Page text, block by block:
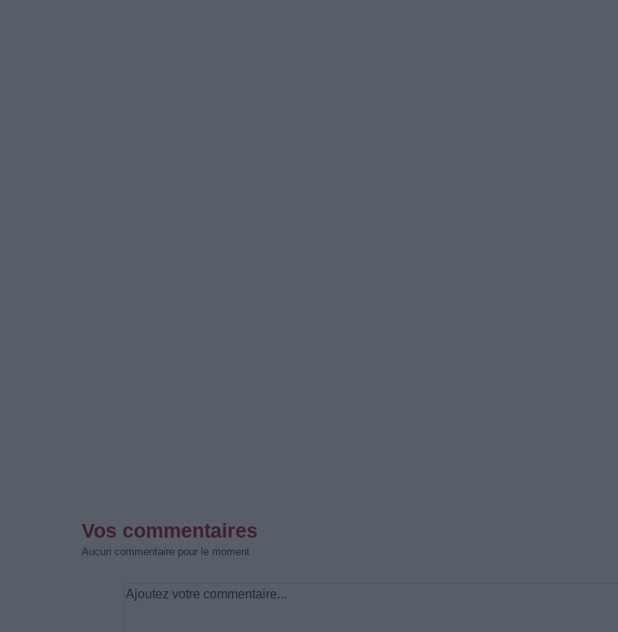
Vos commentaires
Aucun commentaire pour le moment